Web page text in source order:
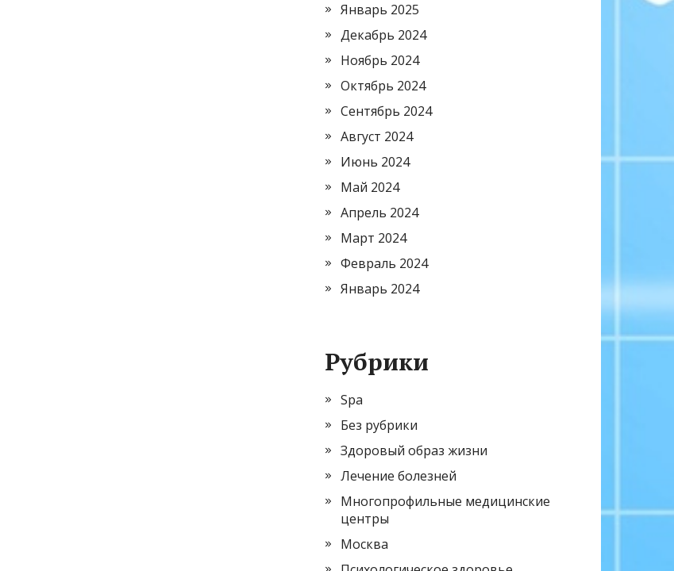
Январь 2025
Декабрь 2024
Ноябрь 2024
Октябрь 2024
Сентябрь 2024
Август 2024
Июнь 2024
Май 2024
Апрель 2024
Март 2024
Февраль 2024
Январь 2024
Рубрики
Spa
Без рубрики
Здоровый образ жизни
Лечение болезней
Многопрофильные медицинские
центры
Москва